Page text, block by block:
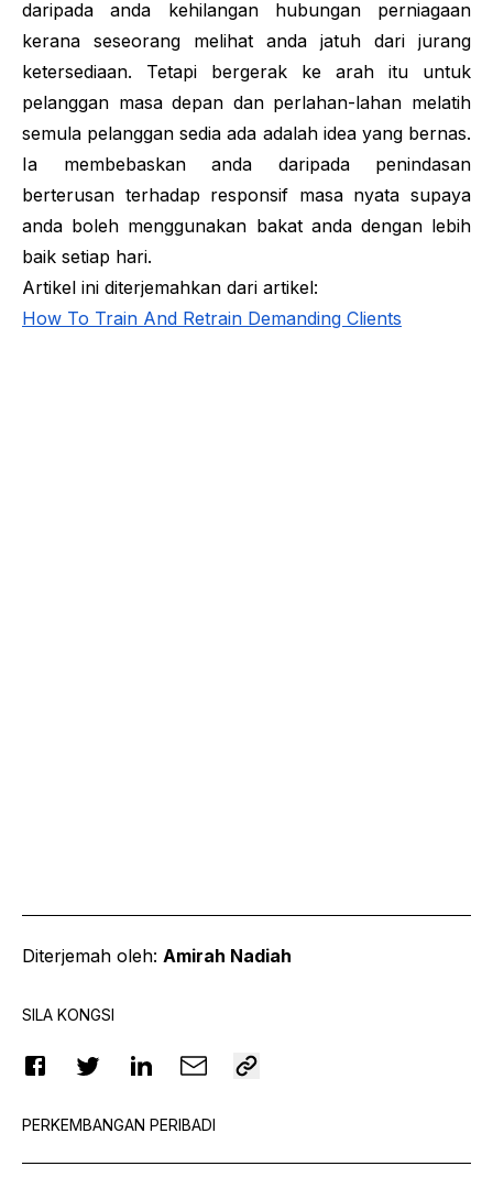
daripada anda kehilangan hubungan perniagaan
kerana seseorang melihat anda jatuh dari jurang
ketersediaan. Tetapi bergerak ke arah itu untuk
pelanggan masa depan dan perlahan-lahan melatih
semula pelanggan sedia ada adalah idea yang bernas.
Ia membebaskan anda daripada penindasan
berterusan terhadap responsif masa nyata supaya
anda boleh menggunakan bakat anda dengan lebih
baik setiap hari.
Artikel ini diterjemahkan dari artikel:
How To Train And Retrain Demanding Clients
Diterjemah oleh: Amirah Nadiah
SILA KONGSI
PERKEMBANGAN PERIBADI